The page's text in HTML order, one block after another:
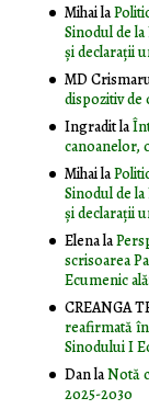
Mihaila
Sinodul de
și declarații
MD
dispozitiv
Ingraditla
canoanelor,
Mihaila
Sinodul de
și declarații
Elenala
scrisoarea
Ecumenic
CREANGA
reafirmată
Sinodului I
DanlaNotă
2025-2030